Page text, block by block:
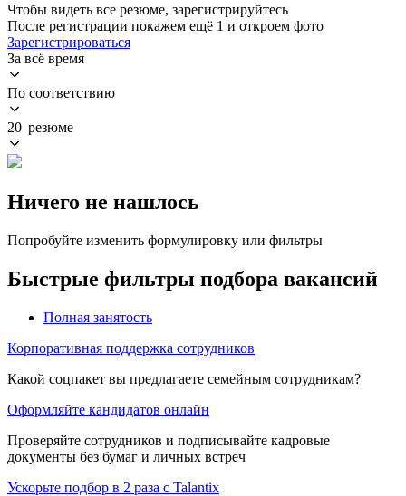
Чтобы видеть все резюме, зарегистрируйтесь
После регистрации покажем ещё 1 и откроем фото
Зарегистрироваться
За всё время
По соответствию
20 резюме
Ничего не нашлось
Попробуйте изменить формулировку или фильтры
Быстрые фильтры подбора вакансий
Полная занятость
Корпоративная поддержка сотрудников
Какой соцпакет вы предлагаете семейным сотрудникам?
Оформляйте кандидатов онлайн
Проверяйте сотрудников и подписывайте кадровые
документы без бумаг и личных встреч
Ускорьте подбор в 2 раза с Talantix